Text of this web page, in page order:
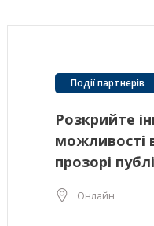
Події партнерів
Розкрийте
можливості
прозорі
Онлайн